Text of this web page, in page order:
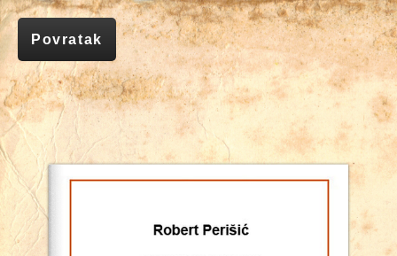
Povratak